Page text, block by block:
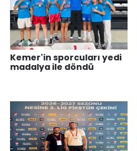
Kemer'in sporcuları yedi
madalya ile döndü